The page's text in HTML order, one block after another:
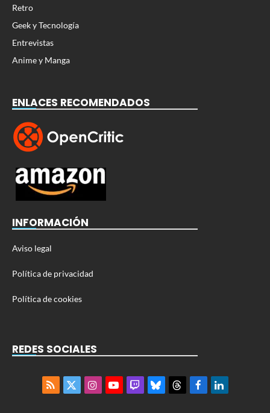
Retro
Geek y Tecnología
Entrevistas
Anime y Manga
ENLACES RECOMENDADOS
INFORMACIÓN
Aviso legal
Política de privacidad
Política de cookies
REDES SOCIALES
RSS
X
InstagramYouTubeTwitchBlueskyThreadsFacebookLinkedIn